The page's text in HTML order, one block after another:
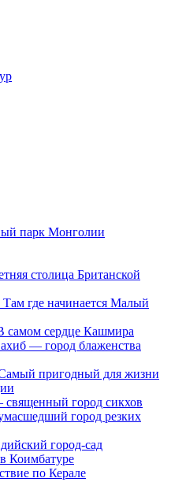
парк Монголии
столица Британской
Там где начинается Малый
самом сердце Кашмира
— город блаженства
пригодный для жизни
город сикхов
город резких
город-сад
Коимбатуре
по Керале